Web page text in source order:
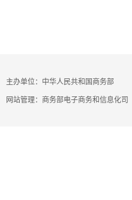
主办单位：中华人民共和国商务部
网站管理：商务部电子商务和信息化司